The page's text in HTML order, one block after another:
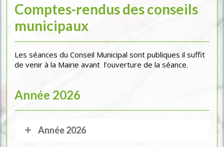
Comptes-rendus des conseils
municipaux
Les séances du Conseil Municipal sont publiques il suffit
de venir à la Mairie avant l’ouverture de la séance.
Année 2026
Année 2026